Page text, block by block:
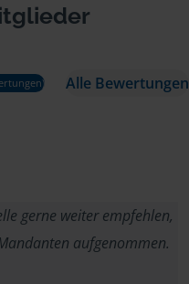
Alle Bewertungen
gerne weiter empfehlen,
aufgenommen.